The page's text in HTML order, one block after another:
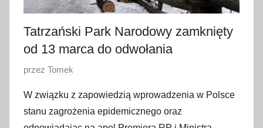
0
3
Tatrzański Park Narodowy zamknięty
od 13 marca do odwołania
O
u
b
przez Tomek
W związku z zapowiedzią wprowadzenia w Polsce
stanu zagrożenia epidemicznego oraz